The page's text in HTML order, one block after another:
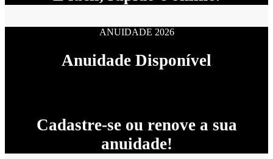
ANUIDADE 2026
Anuidade Disponível
Cadastre-se ou renove a sua
anuidade!